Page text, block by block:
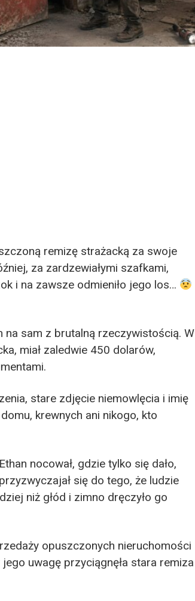
remizę strażacką za swoje
za zardzewiałymi szafkami,
i na zawsze odmieniło jego los…
na sam z brutalną rzeczywistością. W
miał zaledwie 450 dolarów,
stare zdjęcie niemowlęcia i imię
krewnych ani nikogo, kto
nocował, gdzie tylko się dało,
się do tego, że ludzie
niż głód i zimno dręczyło go
opuszczonych nieruchomości
uwagę przyciągnęła stara remiza